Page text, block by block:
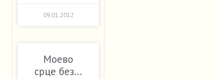
09.01.2012
Моево
срце без…